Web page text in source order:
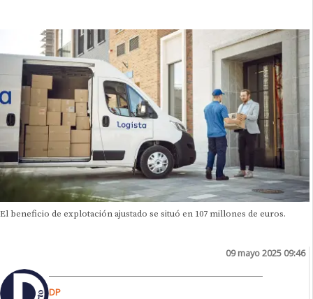
El beneficio de explotación ajustado se situó en 107 millones de euros.
09 mayo 2025 09:46
DP